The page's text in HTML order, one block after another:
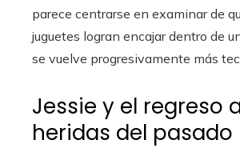
parece centrarse en examinar de
juguetes logran encajar dentro de
se vuelve progresivamente más
Jessie y el regreso
heridas del pasado